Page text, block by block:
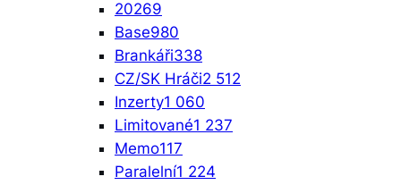
20269
Base980
Brankáři338
CZ/SK Hráči2 512
Inzerty1 060
Limitované1 237
Memo117
Paralelní1 224